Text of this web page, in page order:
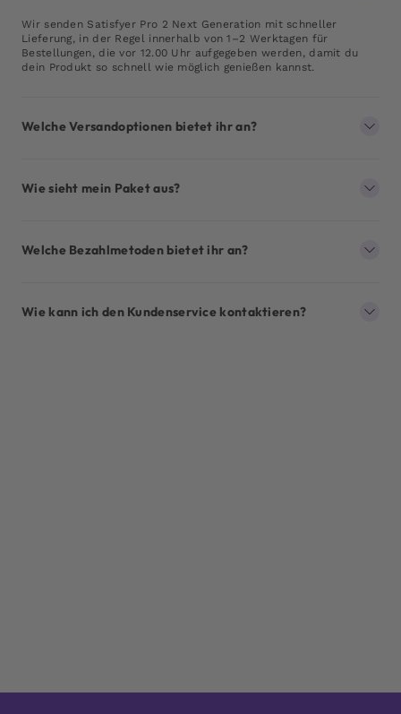
Wir senden Satisfyer Pro 2 Next Generation mit schneller
Lieferung, in der Regel innerhalb von 1–2 Werktagen für
Bestellungen, die vor 12.00 Uhr aufgegeben werden, damit du
dein Produkt so schnell wie möglich genießen kannst.
Welche Versandoptionen bietet ihr an?
Wie sieht mein Paket aus?
Welche Bezahlmetoden bietet ihr an?
Wie kann ich den Kundenservice kontaktieren?